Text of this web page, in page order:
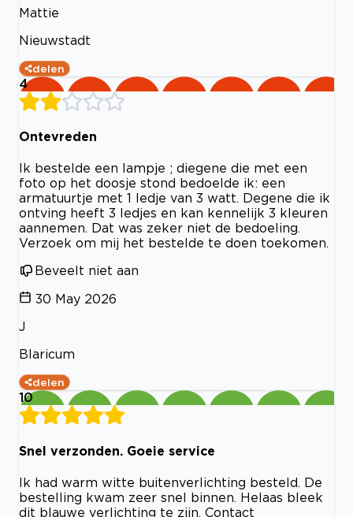
Mattie
Nieuwstadt
delen
4
Ontevreden
Ik bestelde een lampje ; diegene die met een
foto op het doosje stond bedoelde ik: een
armatuurtje met 1 ledje van 3 watt. Degene die ik
ontving heeft 3 ledjes en kan kennelijk 3 kleuren
aannemen. Dat was zeker niet de bedoeling.
Verzoek om mij het bestelde te doen toekomen.
Beveelt niet aan
30 May 2026
J
Blaricum
delen
10
Snel verzonden. Goeie service
Ik had warm witte buitenverlichting besteld. De
bestelling kwam zeer snel binnen. Helaas bleek
dit blauwe verlichting te zijn. Contact